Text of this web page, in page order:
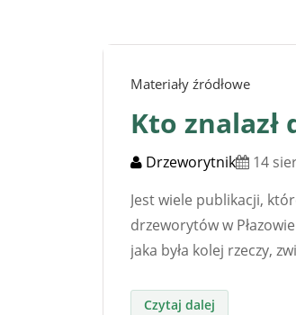
Materiały źródłowe
Kto znalazł
Drzeworytnik
14
Jest wiele publikacji,
drzeworytów w
jaka była kolej rzeczy,